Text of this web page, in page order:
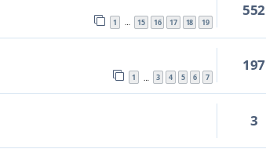
1 … 15 16 17 18 19
552
1 … 3 4 5 6 7
197
3